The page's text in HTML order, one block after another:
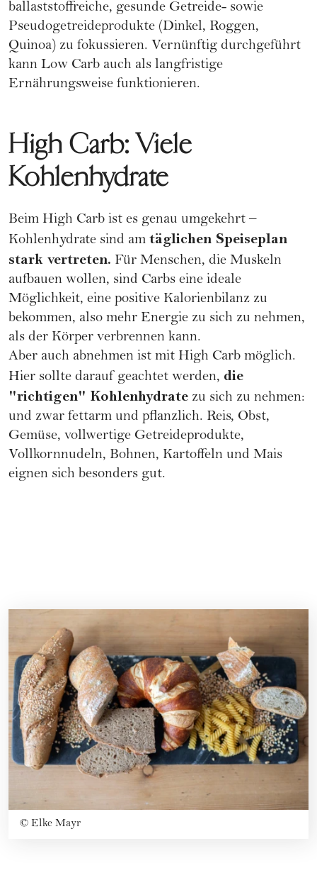
ballaststoffreiche, gesunde Getreide- sowie
Pseudogetreideprodukte (Dinkel, Roggen,
Quinoa) zu fokussieren. Vernünftig durchgeführt
kann Low Carb auch als langfristige
Ernährungsweise funktionieren.
High Carb: Viele
Kohlenhydrate
Beim High Carb ist es genau umgekehrt –
Kohlenhydrate sind am täglichen Speiseplan
stark vertreten. Für Menschen, die Muskeln
aufbauen wollen, sind Carbs eine ideale
Möglichkeit, eine positive Kalorienbilanz zu
bekommen, also mehr Energie zu sich zu nehmen,
als der Körper verbrennen kann.
Aber auch abnehmen ist mit High Carb möglich.
Hier sollte darauf geachtet werden, die
"richtigen" Kohlenhydrate zu sich zu nehmen:
und zwar fettarm und pflanzlich. Reis, Obst,
Gemüse, vollwertige Getreideprodukte,
Vollkornnudeln, Bohnen, Kartoffeln und Mais
eignen sich besonders gut.
© Elke Mayr